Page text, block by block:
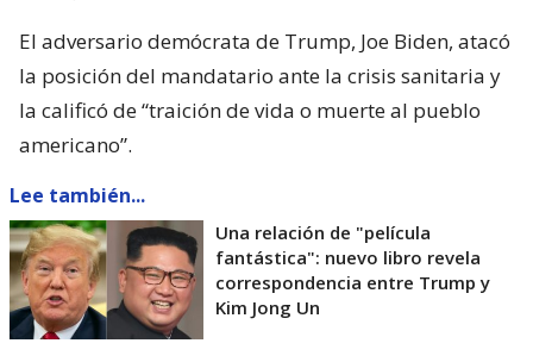
El adversario demócrata de Trump, Joe Biden, atacó
la posición del mandatario ante la crisis sanitaria y
la calificó de “traición de vida o muerte al pueblo
americano”.
Lee también...
Una relación de "película
fantástica": nuevo libro revela
correspondencia entre Trump y
Kim Jong Un